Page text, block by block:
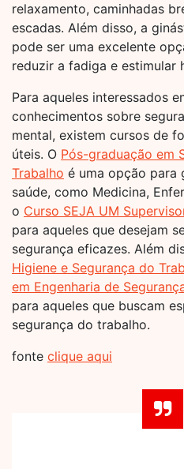
relaxamento, caminhadas
escadas. Além disso, a
pode ser uma excelente
reduzir a fadiga e estimular
Para aqueles interessados
conhecimentos sobre
mental, existem cursos de
úteis. O Pós-graduação em
Trabalho é uma opção para
saúde, como Medicina,
o Curso SEJA UM
para aqueles que desejam
segurança eficazes. Além
Higiene e Segurança do
em Engenharia de
para aqueles que buscam
segurança do trabalho.
fonte clique aqui